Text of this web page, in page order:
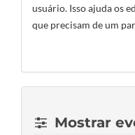
usuário. Isso ajuda os
que precisam de um
Mostrar